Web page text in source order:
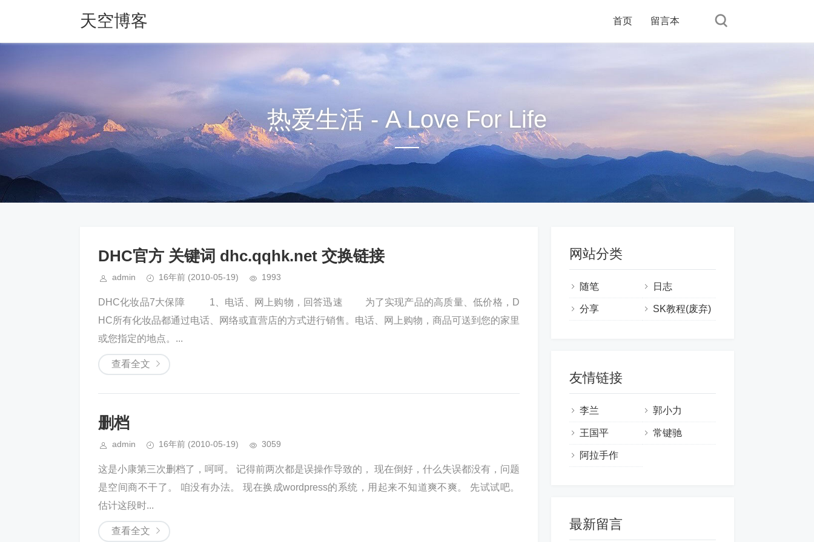
天空博客 首页 留言本
热爱生活 - A Love For Life
DHC官方 关键词 dhc.qqhk.net 交换链接
admin 16年前 (2010-05-19) 1993
DHC化妆品7大保障 1、电话、网上购物，回答迅速 为了实现产品的高质量、低价格，D
HC所有化妆品都通过电话、网络或直营店的方式进行销售。电话、网上购物，商品可送到您的家里
或您指定的地点。...
查看全文
删档
admin 16年前 (2010-05-19) 3059
这是小康第三次删档了，呵呵。 记得前两次都是误操作导致的， 现在倒好，什么失误都没有，问题
是空间商不干了。 咱没有办法。 现在换成wordpress的系统，用起来不知道爽不爽。 先试试吧。
估计这段时...
查看全文
网站分类
随笔 日志
分享 SK教程(废弃)
友情链接
李兰 郭小力
王国平 常键驰
阿拉手作
最新留言